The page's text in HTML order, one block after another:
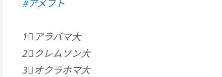
#アメフト
1⃣アラバマ大
2⃣クレムソン大
3⃣オクラホマ大